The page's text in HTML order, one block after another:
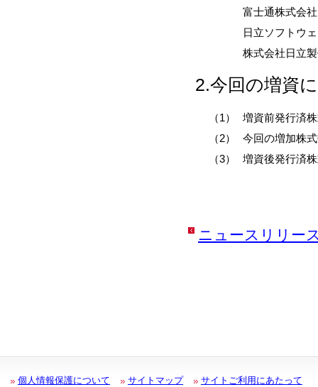
富士通株式会社
日立ソフトウ
株式会社日立
2.今回の増資
（1）
増資前発行済
（2）
今回の増加株
（3）
増資後発行済
ニュースリリー
個人情報保護について サイトマップ サイトご利用にあたって